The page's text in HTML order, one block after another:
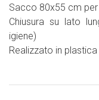
Sacco 80x55 cm
Chiusura su lato
igiene)
Realizzato in